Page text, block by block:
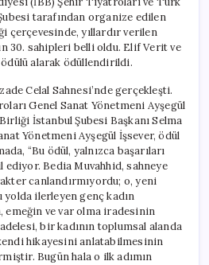
Buldu
için
tarafından organize edilen
çerçevesinde, yıllardır verilen
30. sahipleri belli oldu. Elif Verit ve
alarak ödüllendirildi.
Celal Sahnesi’nde gerçekleşti.
Genel Sanat Yönetmeni Ayşegül
İstanbul Şubesi Başkanı Selma
Yönetmeni Ayşegül İşsever, ödül
“Bu ödül, yalnızca başarıları
Bedia Muvahhid, sahneye
canlandırmıyordu; o, yeni
yolda ilerleyen genç kadın
emeğin ve var olma iradesinin
bir kadının toplumsal alanda
hikayesini anlatabilmesinin
Bugün hala o ilk adımın